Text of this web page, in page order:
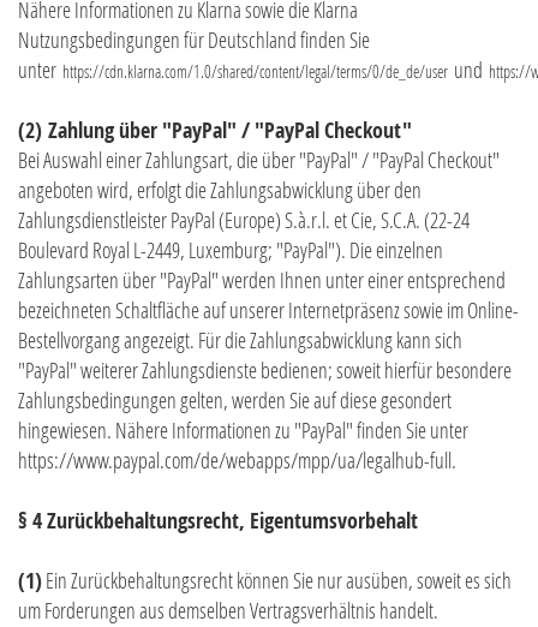
Nähere Informationen zu Klarna sowie die Klarna
Nutzungsbedingungen für Deutschland finden Sie
unter https://cdn.klarna.com/1.0/shared/content/legal/terms/0/de_de/user und https://
(2) Zahlung über "PayPal" / "PayPal Checkout"
Bei Auswahl einer Zahlungsart, die über "PayPal" / "PayPal Checkout"
angeboten wird, erfolgt die Zahlungsabwicklung über den
Zahlungsdienstleister PayPal (Europe) S.à.r.l. et Cie, S.C.A. (22-24
Boulevard Royal L-2449, Luxemburg; "PayPal"). Die einzelnen
Zahlungsarten über "PayPal" werden Ihnen unter einer entsprechend
bezeichneten Schaltfläche auf unserer Internetpräsenz sowie im Online-
Bestellvorgang angezeigt. Für die Zahlungsabwicklung kann sich
"PayPal" weiterer Zahlungsdienste bedienen; soweit hierfür besondere
Zahlungsbedingungen gelten, werden Sie auf diese gesondert
hingewiesen. Nähere Informationen zu "PayPal" finden Sie unter
https://www.paypal.com/de/webapps/mpp/ua/legalhub-full.
§ 4 Zurückbehaltungsrecht, Eigentumsvorbehalt
(1)Ein Zurückbehaltungsrecht können Sie nur ausüben, soweit es sich
um Forderungen aus demselben Vertragsverhältnis handelt.